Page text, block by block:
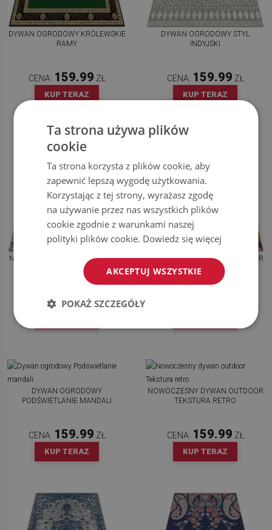
DYWAN OGRODOWY KRÓLEWSKIE
RAMY
CENA: 159.99 ZŁ
KUP TERAZ
DYWAN OGRODOWY STYL
INDYJSKI
CENA: 159.99 ZŁ
KUP TERAZ
NOWOCZESNY DYWAN OUTDOOR
MOTYW LISTY MONSTERA
CENA:159.99 ZŁ
NOWOCZESNY DYWAN OUTDOOR
MIESZANKA WZORÓW
DYWAN OGRODOWY
PODŚWIETLANIE MANDALI
CENA: 159.99 ZŁ
KUP TERAZ
NOWOCZESNY DYWAN OUTDOOR
TEKSTURA RETRO
CENA: 159.99 ZŁ
KUP TERAZ
Ta strona używa plików
cookie
Ta strona korzysta z plików cookie, aby
zapewnić lepszą wygodę użytkowania.
Korzystając z tej strony, wyrażasz zgodę
na używanie przez nas wszystkich plików
cookie zgodnie z warunkami naszej
polityki plików cookie. Dowiedz się więcej
AKCEPTUJ WSZYSTKIE
POKAŻ SZCZEGÓŁY